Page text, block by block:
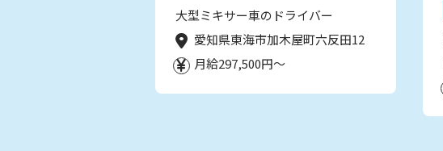
大型ミキサー車のドライバー
愛知県東海市加木屋町六反田12
月給297,500円～